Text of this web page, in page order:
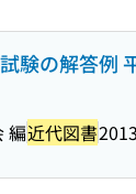
験の解答例
編近代図書